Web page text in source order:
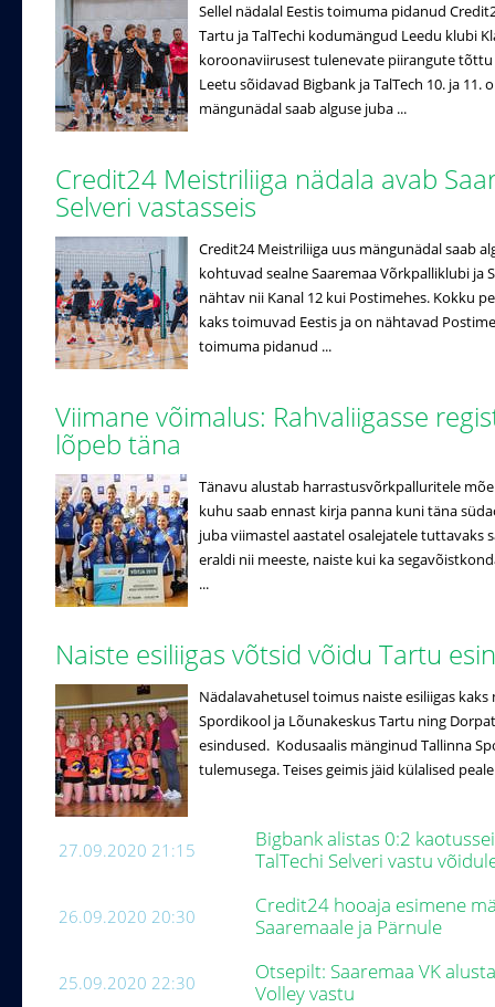
Sellel nädalal Eestis toimuma pidanud
Tartu ja TalTechi kodumängud Leedu klubi
koroonaviirusest tulenevate piirangute tõttu
Leetu sõidavad Bigbank ja TalTech 10. ja
mängunädal saab alguse juba ...
Credit24 Meistriliiga nädala avab
Selveri vastasseis
Credit24 Meistriliiga uus mängunädal saab
kohtuvad sealne Saaremaa Võrkpalliklubi ja
nähtav nii Kanal 12 kui Postimehes. Kokku
kaks toimuvad Eestis ja on nähtavad
toimuma pidanud ...
Viimane võimalus: Rahvaliigasse
lõpeb täna
Tänavu alustab harrastusvõrkpalluritele
kuhu saab ennast kirja panna kuni täna
juba viimastel aastatel osalejatele tuttavaks
eraldi nii meeste, naiste kui ka
...
Naiste esiliigas võtsid võidu Tartu
Nädalavahetusel toimus naiste esiliigas
Spordikool ja Lõunakeskus Tartu ning
esindused. Kodusaalis mänginud Tallinna
tulemusega. Teises geimis jäid külalised
27.09.2020 21:15
Bigbank alistas 0:2
TalTechi Selveri vastu
26.09.2020 20:30
Credit24 hooaja esimene
Saaremaale ja Pärnule
25.09.2020 22:30
Otsepilt: Saaremaa VK
Volley vastu